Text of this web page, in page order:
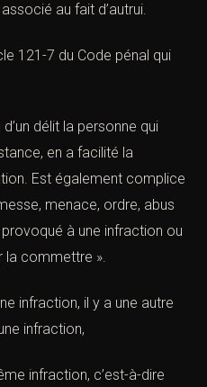
au fait d’autrui.
121-7 du Code pénal qui
délit la personne qui
en a facilité la
Est également complice
menace, ordre, abus
à une infraction ou
la commettre ».
infraction, il y a une autre
infraction,
infraction, c’est-à-dire